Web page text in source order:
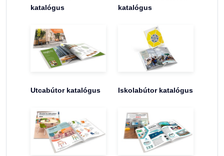
katalógus
katalógus
Utcabútor katalógus Iskolabútor katalógus